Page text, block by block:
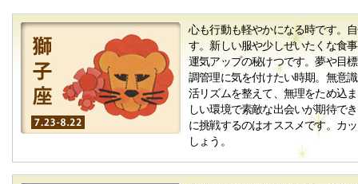
心も行動も軽やかになる時です。
す。新しい服や少しぜいたくな食
運気アップの秘けつです。夢や目
調管理に気を付けたい時期。無意
活リズムを整えて、無理をため込
しい環境で素敵な出会いが期待で
に挑戦するのはオススメです。カ
しょう。